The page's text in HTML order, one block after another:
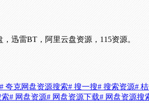
迅雷BT，阿里云盘资源，115资源。
# 夸克网盘资源搜索# 搜一搜# 搜索资源#
索# 网盘资源# 网盘资源下载# 网盘资源搜